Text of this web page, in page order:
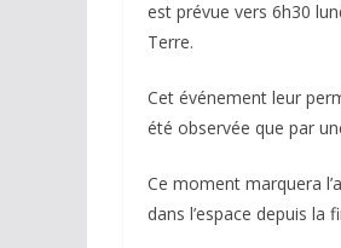
est prévue vers 6h30
Terre.
Cet événement leur
été observée que par
Ce moment marquera
dans l’espace depuis